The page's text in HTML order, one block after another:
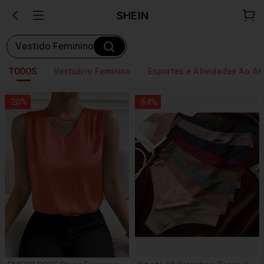
SHEIN
Vestido Feminino
TODOS Vestuário Feminino Esportes e Atividades Ao Ar
-20% -64%